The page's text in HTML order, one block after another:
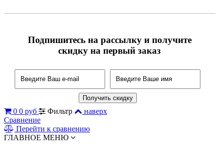
Подпишитесь на рассылку и получите
скидку на первый заказ
0 0 руб Фильтр
наверх
Сравнение
Перейти к сравнению
ГЛАВНОЕ МЕНЮ